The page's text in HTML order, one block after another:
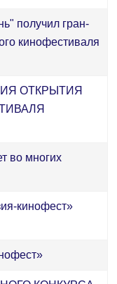
получил гран-
кинофестиваля
ОТКРЫТИЯ
во многих
кинофест»